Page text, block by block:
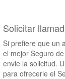
Solicitar
Si prefiere que un
el mejor Seguro
envie la solicitud.
para ofrecerle el